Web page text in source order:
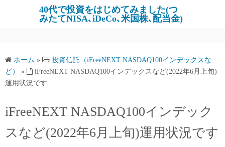
ツ
へ
ス
ッ
40代で投資をはじめてみました(つ
みたてNISA､iDeCo､米国株､配当金)
ホーム »
投資信託（iFreeNEXT NASDAQ100インデックスな
ど）
»
iFreeNEXT NASDAQ100インデックスなど(2022年6月上旬)
運用状況です
iFreeNEXT NASDAQ100インデック
スなど(2022年6月上旬)運用状況です